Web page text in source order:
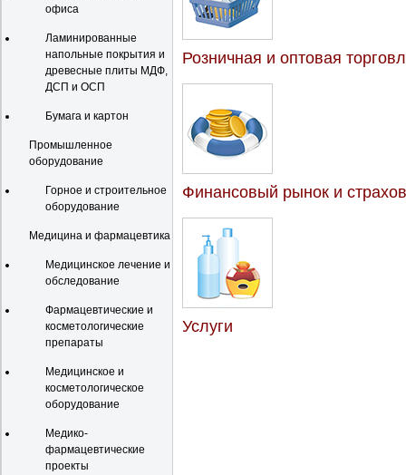
офиса
Ламинированные
напольные покрытия и
древесные плиты МДФ,
ДСП и ОСП
Бумага и картон
Промышленное
оборудование
Горное и строительное
оборудование
Медицина и фармацевтика
Медицинское лечение и
обследование
Фармацевтические и
косметологические
препараты
Медицинское и
косметологическое
оборудование
Медико-
фармацевтические
проекты
Розничная и оптовая
Финансовый рынок и
Услуги